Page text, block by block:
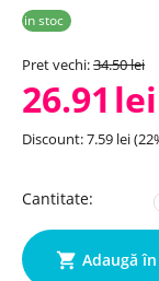
in stoc
Pret vechi:34.50lei
26.91 lei
Discount:7.59 lei(22
Cantitate:
Adaugă